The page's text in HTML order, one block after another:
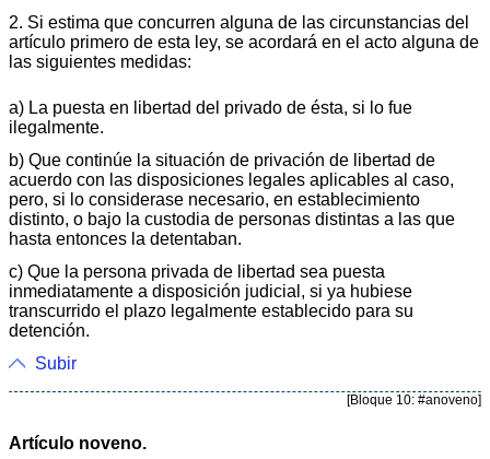
2. Si estima que concurren alguna de las circunstancias del
artículo primero de esta ley, se acordará en el acto alguna de
las siguientes medidas:
a) La puesta en libertad del privado de ésta, si lo fue
ilegalmente.
b) Que continúe la situación de privación de libertad de
acuerdo con las disposiciones legales aplicables al caso,
pero, si lo considerase necesario, en establecimiento
distinto, o bajo la custodia de personas distintas a las que
hasta entonces la detentaban.
c) Que la persona privada de libertad sea puesta
inmediatamente a disposición judicial, si ya hubiese
transcurrido el plazo legalmente establecido para su
detención.
Subir
[Bloque 10: #anoveno]
Artículo noveno.